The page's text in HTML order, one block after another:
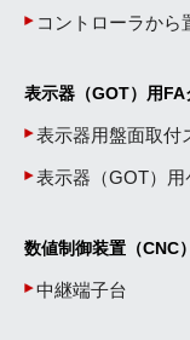
コントローラから
表示器（GOT）用FA
表示器用盤面取付
表示器（GOT）用
数値制御装置（CNC
中継端子台